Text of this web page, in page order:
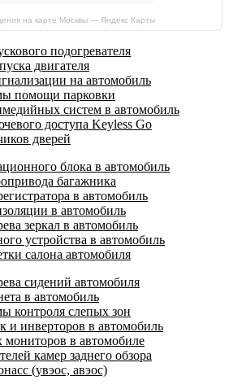
на карте Москвы — Яндекс Карты
подогревателя
двигателя
на автомобиль
помощи парковки
систем в автомобиль
доступа Keyless Go
дверей
блока в автомобиль
багажника
в автомобиль
в автомобиль
зеркал в автомобиль
устройства в автомобиль
салона автомобиля
сидений автомобиля
в автомобиль
контроля слепых зон
и инверторов в автомобиль
мониторов в автомобиле
камер заднего обзора
(увэос, авэос)